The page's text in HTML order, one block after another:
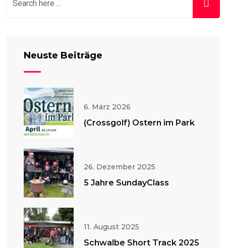
Neuste Beiträge
6. März 2026
(Crossgolf) Ostern im Park
26. Dezember 2025
5 Jahre SundayClass
11. August 2025
Schwalbe Short Track 2025